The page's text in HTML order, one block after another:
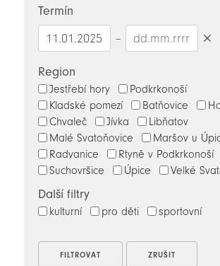
Termín
–
Region
Jestřebí hory
Podkrkonoší
Kladské pomezí
Batňovice
Chvaleč
Jívka
Libňatov
Malé Svatoňovice
Maršov u
Radvanice
Rtyně v Podkrkonoší
Suchovršice
Úpice Velké
Další filtry
kulturní pro děti sportovní